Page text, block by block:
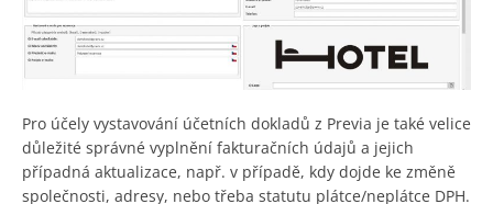
Pro účely vystavování účetních dokladů z Previa je také velice
důležité správné vyplnění fakturačních údajů a jejich
případná aktualizace, např. v případě, kdy dojde ke změně
společnosti, adresy, nebo třeba statutu plátce/neplátce DPH.